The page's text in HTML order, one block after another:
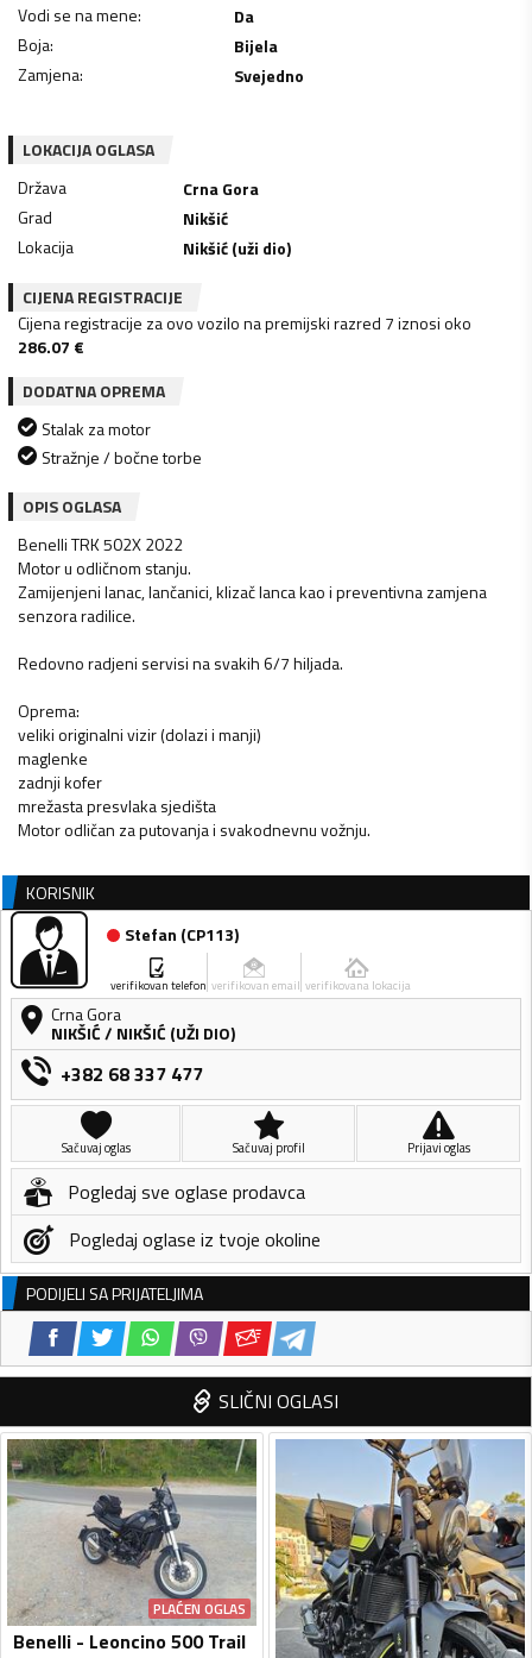
Vodi se na mene:
Da
Boja:
Bijela
Zamjena: Svejedno
LOKACIJA OGLASA
Država
Crna Gora
Grad
Nikšić
Lokacija
Nikšić (uži dio)
CIJENA REGISTRACIJE
Cijena registracije za ovo vozilo na premijski razred 7 iznosi oko
286.07 €
DODATNA OPREMA
Stalak za motor
Stražnje / bočne torbe
OPIS OGLASA
Benelli TRK 502X 2022
Motor u odličnom stanju.
Zamijenjeni lanac, lančanici, klizač lanca kao i preventivna zamjena
senzora radilice.
Redovno radjeni servisi na svakih 6/7 hiljada.
Oprema:
veliki originalni vizir (dolazi i manji)
maglenke
zadnji kofer
mrežasta presvlaka sjedišta
Motor odličan za putovanja i svakodnevnu vožnju.
KORISNIK
Stefan (CP113)
verifikovan telefon verifikovan email verifikovana lokacija
Crna Gora
NIKŠIĆ/ NIKŠIĆ (UŽI DIO)
+382 68 337 477
Sačuvaj oglas Sačuvaj profil Prijavi oglas
Pogledaj sve oglase prodavca
Pogledaj oglase iz tvoje okoline
PODIJELI SA PRIJATELJIMA
SLIČNI OGLASI
PLAĆEN OGLAS
Benelli - Leoncino 500 Trail